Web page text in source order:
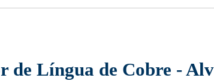
de Língua de Cobre -